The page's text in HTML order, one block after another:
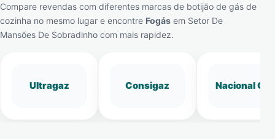
Compare revendas com diferentes marcas de botijão de gás de
cozinha no mesmo lugar e encontre Fogás em Setor De
Mansões De Sobradinho com mais rapidez.
Ultragaz Consigaz Nacional Gás